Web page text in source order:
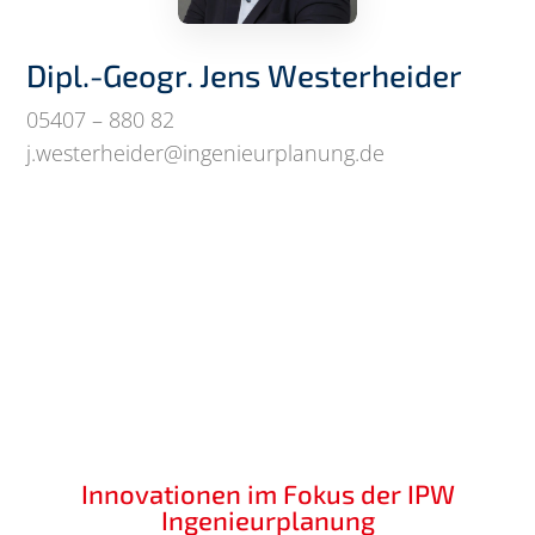
Dipl.-Geogr. Jens Westerheider
05407 – 880 82
j.westerheider@ingenieurplanung.de
Innovationen im Fokus der IPW
Ingenieurplanung